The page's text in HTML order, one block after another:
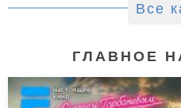
Все
ГЛАВНОЕ